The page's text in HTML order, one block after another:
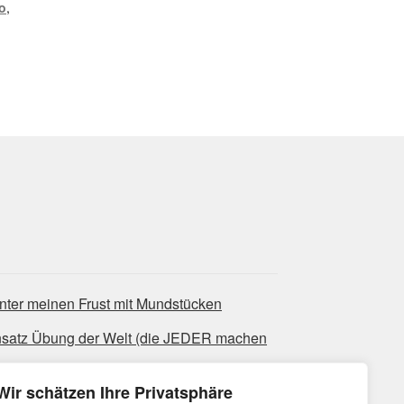
schätzen Ihre Privatsphäre
,
meinen Frust mit Mundstücken
Übung der Welt (die JEDER machen
Licks, die super bluesig klingen